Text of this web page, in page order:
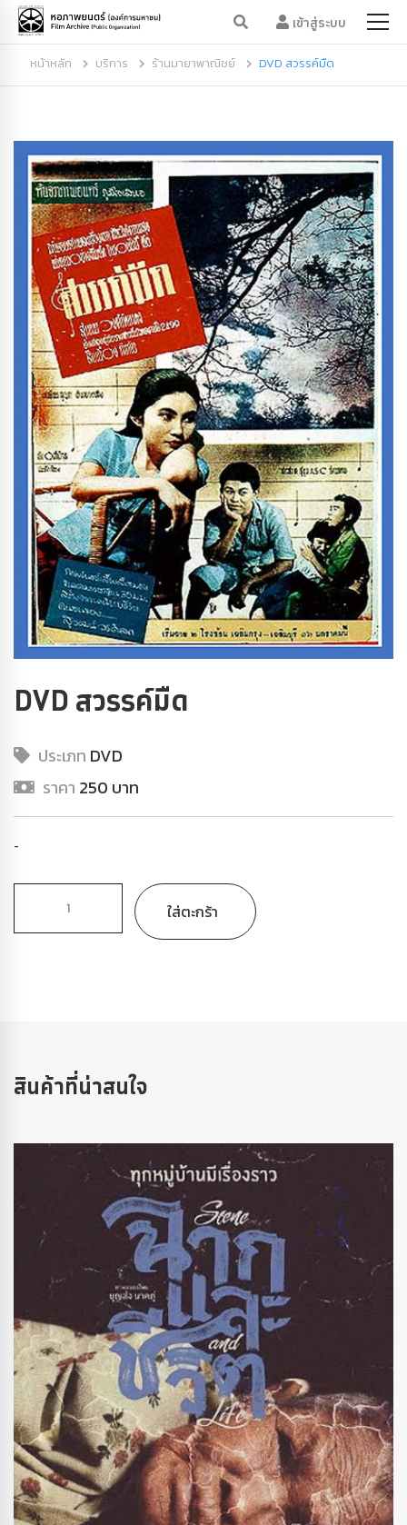
เข้าสู่ระบบ
หน้าหลัก บริการ ร้านมายาพาณิชย์ DVD สวรรค์มืด
DVD สวรรค์มืด
ประเภท DVD
ราคา 250 บาท
-
ใส่ตะกร้า
สินค้าที่น่าสนใจ